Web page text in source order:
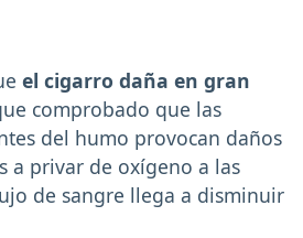
el cigarro daña en gran
comprobado que las
del humo provocan daños
a privar de oxígeno a las
de sangre llega a disminuir